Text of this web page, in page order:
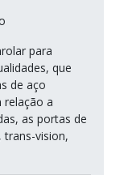
para
que
de aço
relação a
as portas de
vision,